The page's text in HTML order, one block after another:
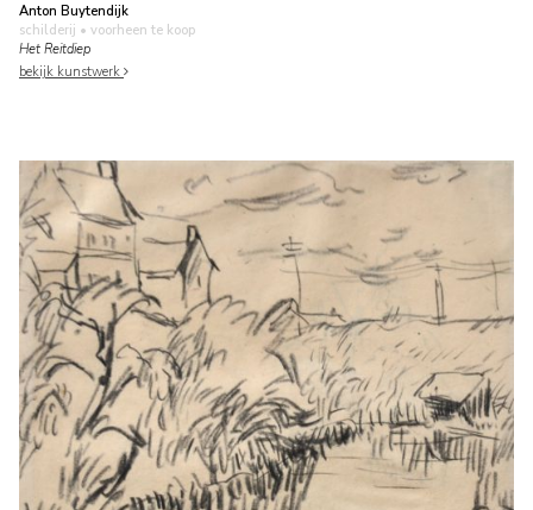
Anton Buytendijk
schilderij • voorheen te koop
Het Reitdiep
bekijk kunstwerk